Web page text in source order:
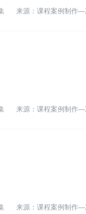
来源： 课程案例制作—
来源： 课程案例制作—
来源： 课程案例制作—